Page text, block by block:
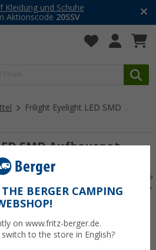
Kleidung und Schuhe
Aktionscode 20SSV
Frilight Eyelight LED SMD
SMD Aufbauspot
BERGER CAMPING
on www.fritz-berger.de.
to the store in English?